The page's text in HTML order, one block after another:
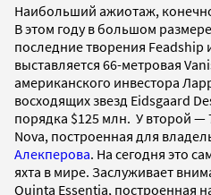
Наибольший ажиотаж,
В этом году в большом
последние творения Feadship
выставляется 66-метровая
американского инвестора
восходящих звезд Eidsgaard
порядка $125 млн. У второй —
Nova, построенная для
Алекперова. На сегодня это
яхта в мире. Заслуживает
Quinta Essentia, построенная